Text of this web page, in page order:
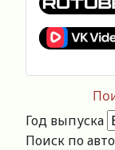
Год выпуска
Поиск по